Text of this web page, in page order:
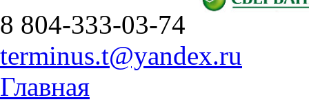
8 804-333-03-74
terminus.t@yandex.ru
Главная